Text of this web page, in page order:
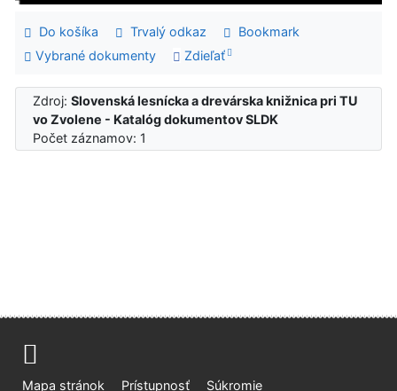
Do košíka Trvalý odkaz
Bookmark
Vybrané dokumenty
Zdieľať
Zdroj:Slovenská lesnícka a drevárska knižnica pri TU
vo Zvolene - Katalóg dokumentov SLDK
Počet záznamov: 1
Mapa stránok Prístupnosť Súkromie